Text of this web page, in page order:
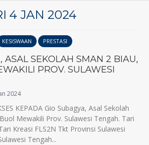
4 JAN 2024
KESISWAAN PRESTASI
ASAL SEKOLAH SMAN 2 BIAU,
PROV. SULAWESI
2024
KEPADA Gio Subagya, Asal Sekolah
Mewakili Prov. Sulawesi Tengah. Tari
Kreasi FLS2N Tkt Provinsi Sulawesi
Tengah...